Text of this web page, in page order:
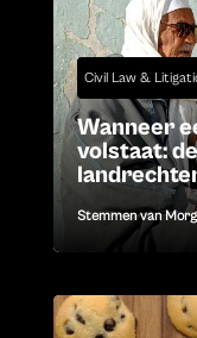
Civil Law &
Wanneer
volstaat:
Stemmen van